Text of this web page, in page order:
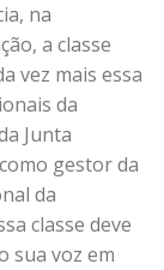
na
a classe
vez mais essa
da
Junta
gestor da
da
classe deve
sua voz em